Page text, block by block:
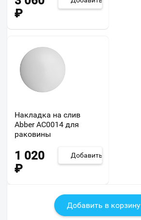
₽
Накладка на слив
Abber AC0014 для
раковины
1 020
₽
Добавить
Добавить в корзину